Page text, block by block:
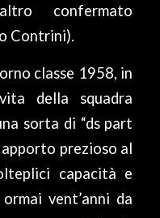
confermato
Contrini).
classe 1958, in
della squadra
sorta di “ds part
apporto prezioso al
capacità e
vent’anni da